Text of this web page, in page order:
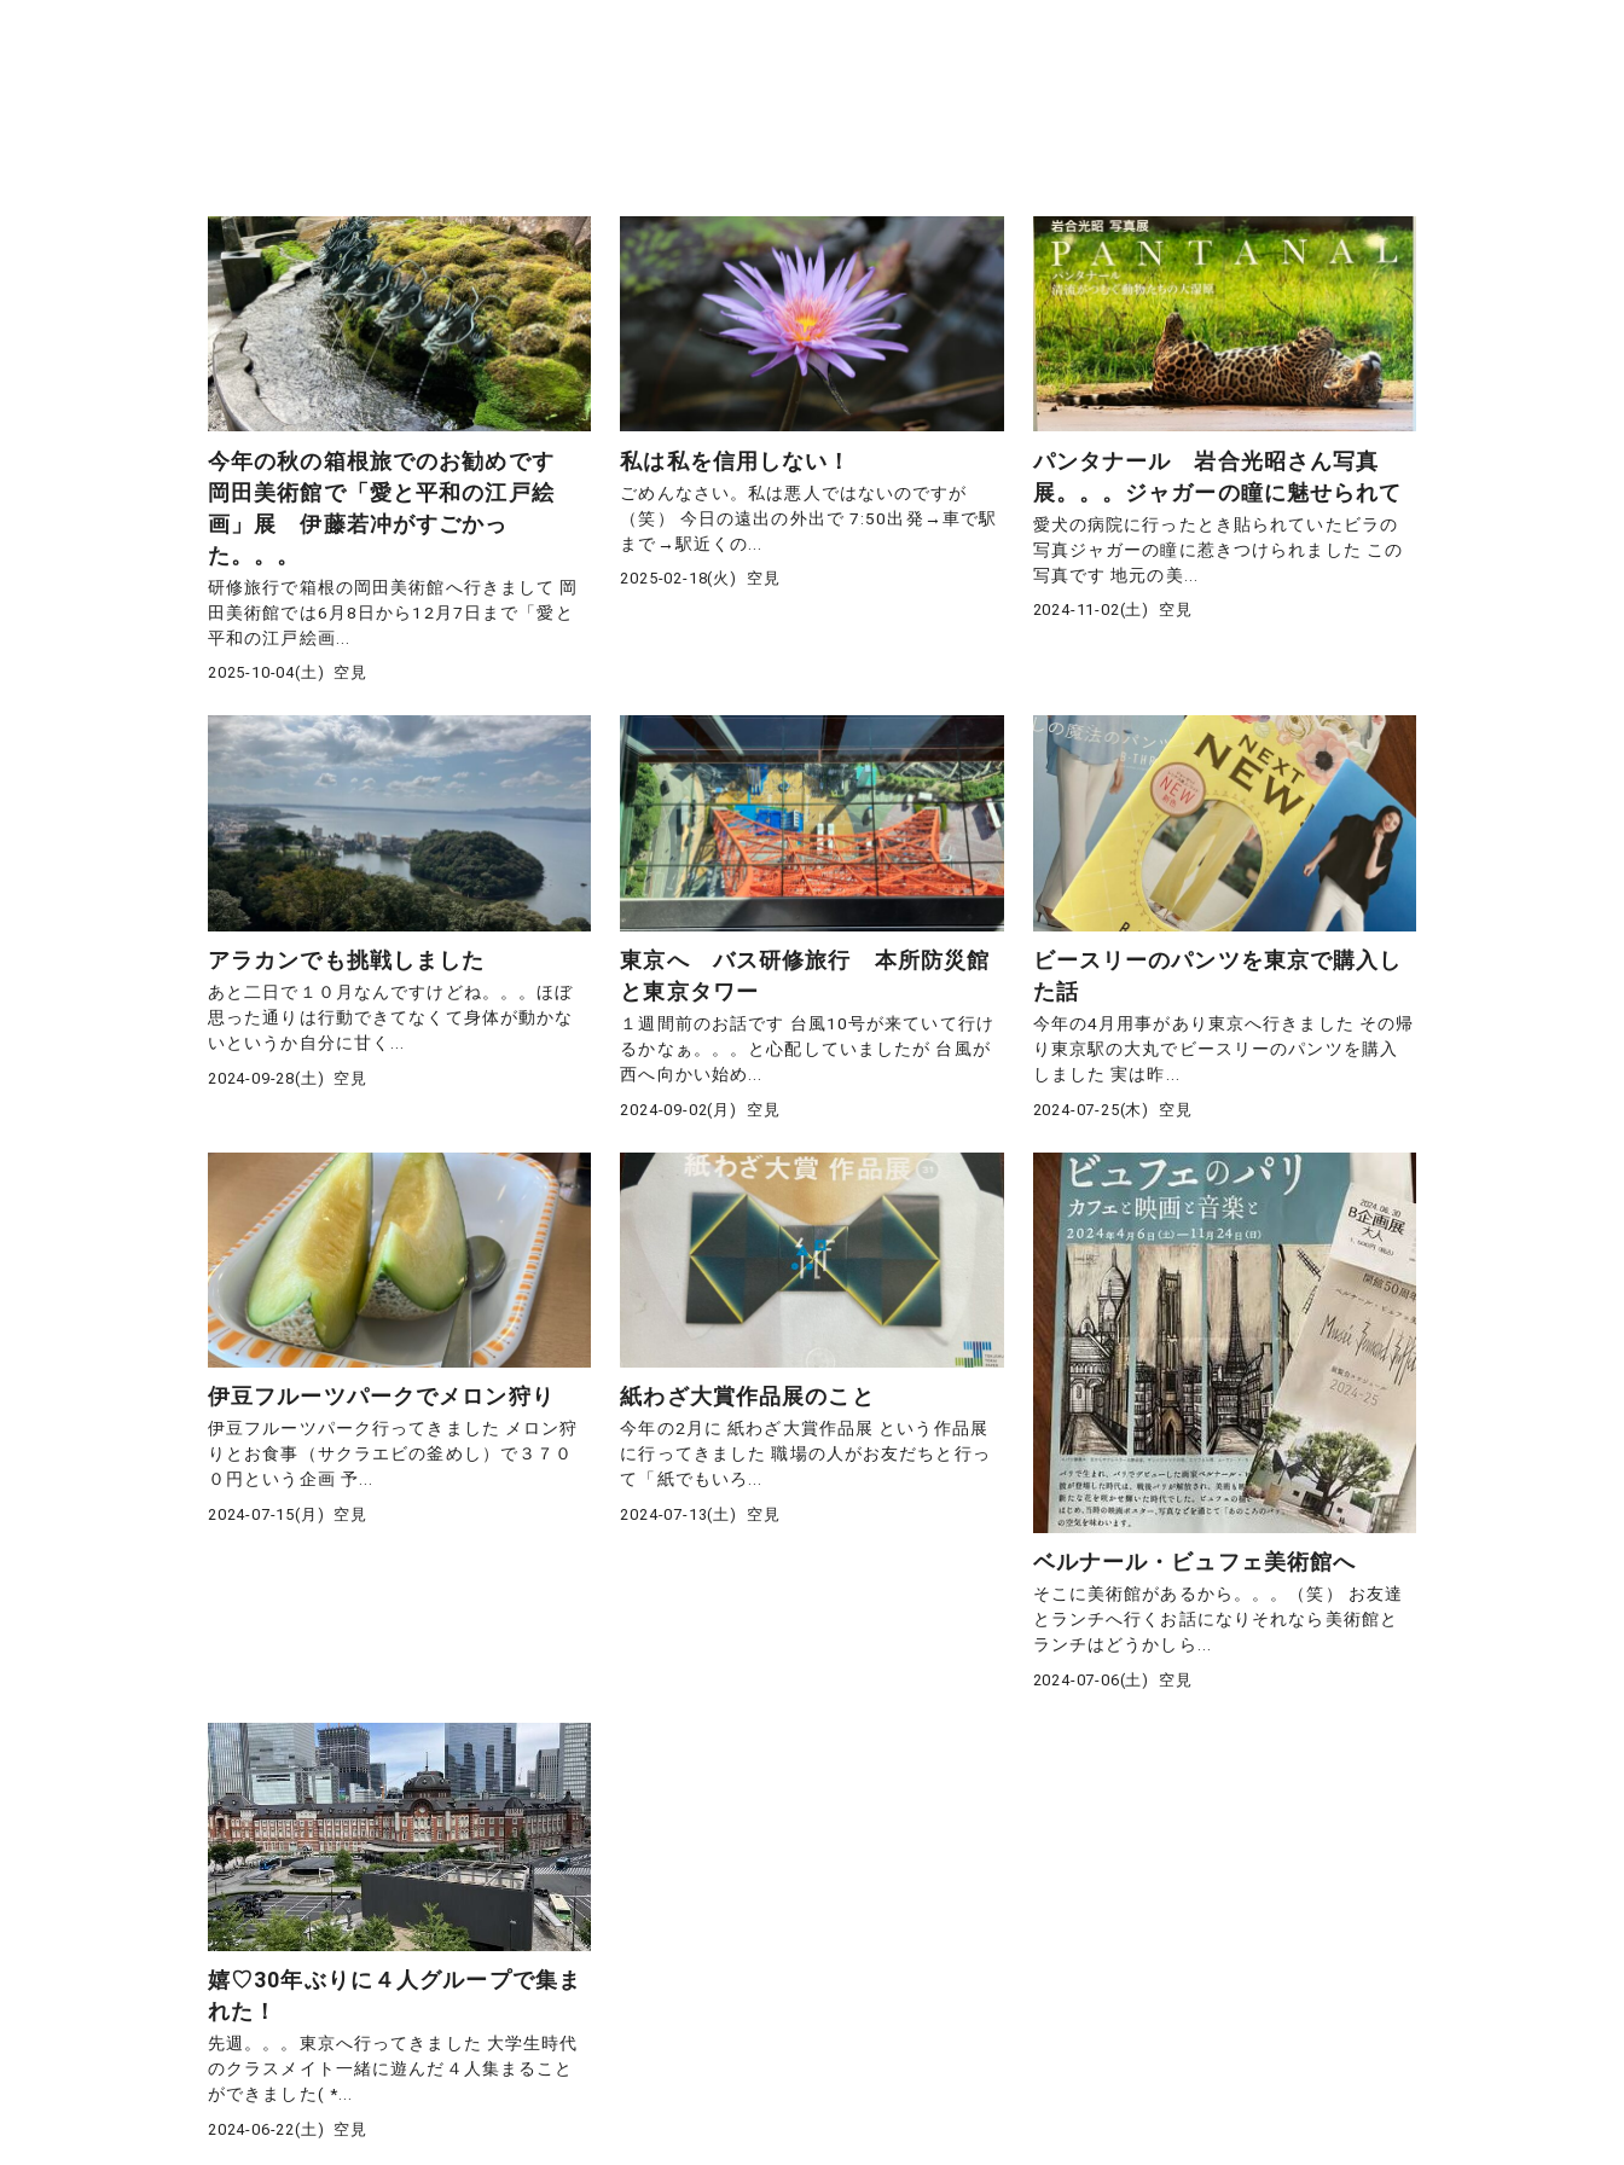
今年の秋の箱根旅でのお勧めです
岡田美術館で「愛と平和の江戸絵
画」展 伊藤若冲がすごかっ
た。。。
研修旅行で箱根の岡田美術館へ行きまして 岡
田美術館では6月8日から12月7日まで「愛と
平和の江戸絵画...
2025-10-04(土) 空見
私は私を信用しない！
ごめんなさい。私は悪人ではないのですが
（笑） 今日の遠出の外出で 7:50出発→車で駅
まで→駅近くの...
2025-02-18(火) 空見
パンタナール 岩合光昭さん写真
展。。。ジャガーの瞳に魅せられて
愛犬の病院に行ったとき貼られていたビラの
写真ジャガーの瞳に惹きつけられました この
写真です 地元の美...
2024-11-02(土) 空見
アラカンでも挑戦しました
あと二日で１０月なんですけどね。。。ほぼ
思った通りは行動できてなくて身体が動かな
いというか自分に甘く...
2024-09-28(土) 空見
東京へ バス研修旅行 本所防災館
と東京タワー
１週間前のお話です 台風10号が来ていて行け
るかなぁ。。。と心配していましたが 台風が
西へ向かい始め...
2024-09-02(月) 空見
ビースリーのパンツを東京で購入し
た話
今年の4月用事があり東京へ行きました その帰
り東京駅の大丸でビースリーのパンツを購入
しました 実は昨...
2024-07-25(木) 空見
伊豆フルーツパークでメロン狩り
伊豆フルーツパーク行ってきました メロン狩
りとお食事（サクラエビの釜めし）で３７０
０円という企画 予...
2024-07-15(月) 空見
紙わざ大賞作品展のこと
今年の2月に 紙わざ大賞作品展 という作品展
に行ってきました 職場の人がお友だちと行っ
て「紙でもいろ...
2024-07-13(土) 空見
ベルナール・ビュフェ美術館へ
そこに美術館があるから。。。（笑） お友達
とランチへ行くお話になりそれなら美術館と
ランチはどうかしら...
2024-07-06(土) 空見
嬉♡30年ぶりに４人グループで集ま
れた！
先週。。。東京へ行ってきました 大学生時代
のクラスメイト一緒に遊んだ４人集まること
ができました( *...
2024-06-22(土) 空見